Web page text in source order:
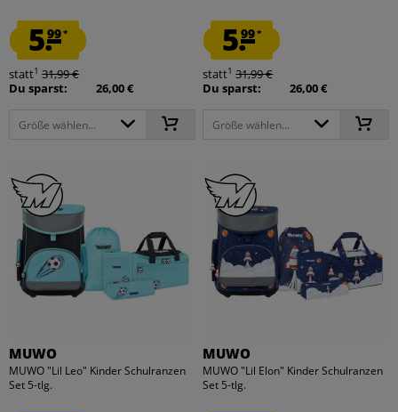
5.99*
statt1 31,99 €
Du sparst:
26,00 €
Größe wählen...
5.99*
statt1 31,99 €
Du sparst:
26,00 €
Größe wählen...
MUWO
MUWO "Lil Leo" Kinder Schulranzen
Set 5-tlg.
MUWO
MUWO "Lil Elon" Kinder Schulranzen
Set 5-tlg.